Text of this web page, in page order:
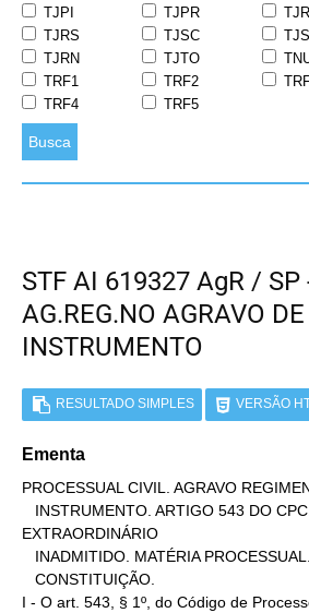
TJPI
TJPR
TJRS
TJSC
TJRN
TJTO
TRF1
TRF2
TRF4
TRF5
Busca
STF AI 619327 AgR / SP
AG.REG.NO AGRAVO DE
INSTRUMENTO
RESULTADO SIMPLES VERSÃO
Ementa
PROCESSUAL CIVIL. AGRAVO
EXTRAORDINÁRIO
I - O art. 543, § 1º, do Código de